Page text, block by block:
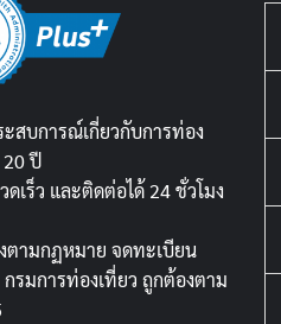
สบการณ์เกี่ยวกับการท่อง
20 ปี
เร็ว และติดต่อได้ 24 ชั่วโมง
ามกฏหมาย จดทะเบียน
รมการท่องเที่ยว ถูกต้องตาม